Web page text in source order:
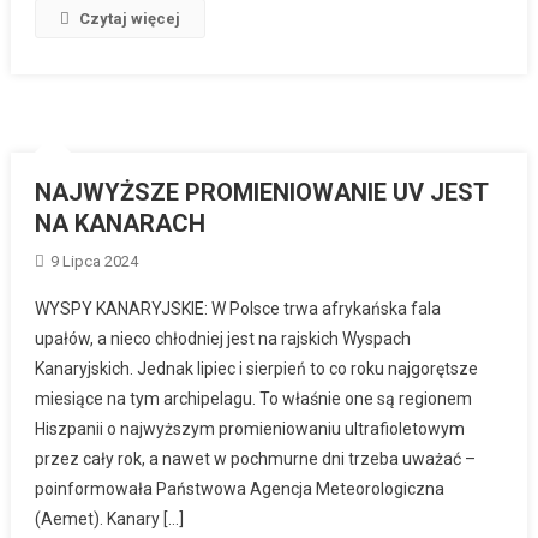
Czytaj więcej
NAJWYŻSZE PROMIENIOWANIE UV JEST
NA KANARACH
9 Lipca 2024
WYSPY KANARYJSKIE: W Polsce trwa afrykańska fala
upałów, a nieco chłodniej jest na rajskich Wyspach
Kanaryjskich. Jednak lipiec i sierpień to co roku najgorętsze
miesiące na tym archipelagu. To właśnie one są regionem
Hiszpanii o najwyższym promieniowaniu ultrafioletowym
przez cały rok, a nawet w pochmurne dni trzeba uważać –
poinformowała Państwowa Agencja Meteorologiczna
(Aemet). Kanary […]